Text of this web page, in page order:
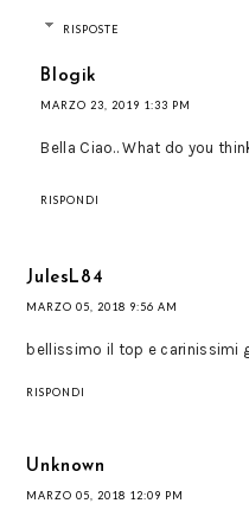
RISPOSTE
Blogik
MARZO 23, 2019 1:33 PM
Bella Ciao.. What do you
RISPONDI
JulesL84
MARZO 05, 2018 9:56 AM
bellissimo il top e carinissimi
RISPONDI
Unknown
MARZO 05, 2018 12:09 PM